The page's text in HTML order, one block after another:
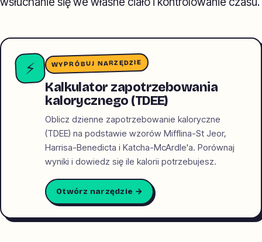
⚡ WYPRÓBUJ NARZĘDZIE
Kalkulator zapotrzebowania
kalorycznego (TDEE)
Oblicz dzienne zapotrzebowanie kaloryczne
(TDEE) na podstawie wzorów Mifflina-St Jeor,
Harrisa-Benedicta i Katcha-McArdle'a. Porównaj
wyniki i dowiedz się ile kalorii potrzebujesz.
Otwórz narzędzie →